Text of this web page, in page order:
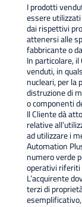
I prodotti
essere
dai rispettivi
attenersi alle
fabbricante o
In particolare,
venduti, in
nucleari, per la
distruzione di
o componenti
Il Cliente dà
relative
ad utilizzare i
Automation
numero verde
operativi riferiti
L’acquirente
terzi di